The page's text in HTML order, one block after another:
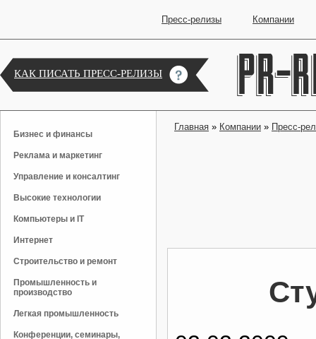
Пресс-релизы Компании
КАК ПИСАТЬ ПРЕСС-РЕЛИЗЫ
Бизнес и финансы
Реклама и маркетинг
Управление и консалтинг
Высокие технологии
Компьютеры и IT
Интернет
Строительство и ремонт
Промышленность и
производство
Легкая промышленность
Конференции, семинары,
Главная » Компании » Пресс-